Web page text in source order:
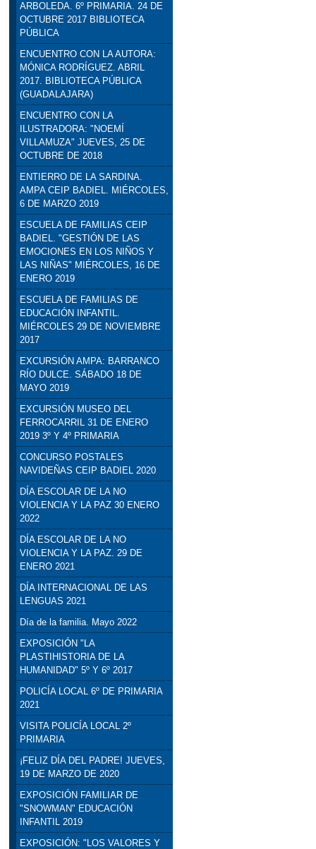
ARBOLEDA. 6º PRIMARIA. 24 DE
OCTUBRE 2017 BIBLIOTECA
PÚBLICA
ENCUENTRO CON LA AUTORA:
MÓNICA RODRÍGUEZ. ABRIL
2017. BIBLIOTECA PÚBLICA
(GUADALAJARA)
ENCUENTRO CON LA
ILUSTRADORA: "NOEMÍ
VILLAMUZA" JUEVES, 25 DE
OCTUBRE DE 2018
ENTIERRO DE LA SARDINA.
AMPA CEIP BADIEL. MIÉRCOLES,
6 DE MARZO 2019
ESCUELA DE FAMILIAS CEIP
BADIEL. "GESTIÓN DE LAS
EMOCIONES EN LOS NIÑOS Y
LAS NIÑAS" MIÉRCOLES, 16 DE
ENERO 2019
ESCUELA DE FAMILIAS DE
EDUCACIÓN INFANTIL.
MIÉRCOLES 29 DE NOVIEMBRE
2017
EXCURSIÓN AMPA: BARRANCO
RÍO DULCE. SÁBADO 18 DE
MAYO 2019
EXCURSIÓN MUSEO DEL
FERROCARRIL 31 DE ENERO
2019 3º Y 4º PRIMARIA
CONCURSO POSTALES
NAVIDEÑAS CEIP BADIEL 2020
DÍA ESCOLAR DE LA NO
VIOLENCIA Y LA PAZ 30 ENERO
2022
DÍA ESCOLAR DE LA NO
VIOLENCIA Y LA PAZ. 29 DE
ENERO 2021
DÍA INTERNACIONAL DE LAS
LENGUAS 2021
Día de la familia. Mayo 2022
EXPOSICIÓN "LA
PLASTIHISTORIA DE LA
HUMANIDAD" 5º Y 6º 2017
POLICÍA LOCAL 6º DE PRIMARIA
2021
VISITA POLICÍA LOCAL 2º
PRIMARIA
¡FELIZ DÍA DEL PADRE! JUEVES,
19 DE MARZO DE 2020
EXPOSICIÓN FAMILIAR DE
"SNOWMAN" EDUCACIÓN
INFANTIL 2019
EXPOSICIÓN: "LOS VALORES Y